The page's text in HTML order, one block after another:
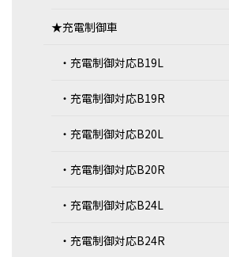
★充電制御車
・充電制御対応B19L
・充電制御対応B19R
・充電制御対応B20L
・充電制御対応B20R
・充電制御対応B24L
・充電制御対応B24R